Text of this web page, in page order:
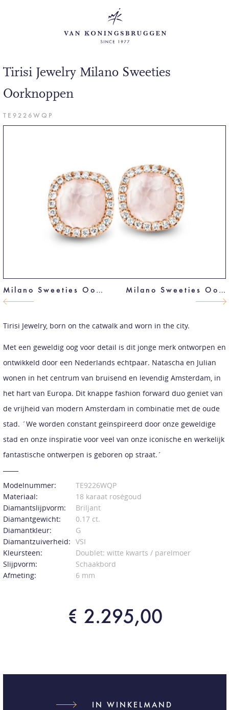
Tirisi Jewelry Milano Sweeties
Oorknoppen
TE9226WQP
Milano Sweeties Oorknoppen Milano Sweeties Oorknoppen
Tirisi Jewelry, born on the catwalk and worn in the city.
Met een geweldig oog voor detail is dit jonge merk ontworpen en
ontwikkeld door een Nederlands echtpaar. Natascha en Julian
wonen in het centrum van bruisend en levendig Amsterdam, in
het hart van Europa. Dit knappe fashion forward duo geniet van
de vrijheid van modern Amsterdam in combinatie met de oude
stad. ´We worden constant geïnspireerd door onze geweldige
stad en onze inspiratie voor veel van onze iconische en werkelijk
fantastische ontwerpen is geboren op straat.´
Modelnummer:
TE9226WQP
Materiaal:
18 karaat roségoud
Diamantslijpvorm:
Briljant
Diamantgewicht:
0.17 ct.
Diamantkleur:
G
Diamantzuiverheid: VSI
Kleursteen:
Doublet: witte kwarts / parelmoer
Slijpvorm:
Schaakbord
Afmeting:
6 mm
€ 2.295,00
IN WINKELMAND